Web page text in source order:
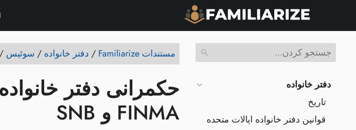
دفتر خانواده
تاریخ
قوانین دفتر خانواده ایالات متحده
مستندات Familiarize / دفتر خانواده / سوئیس /
حکمرانی دفتر
FINMA و SNB